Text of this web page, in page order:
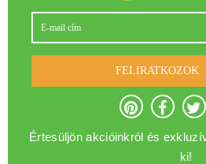
FELIRATKOZOK
Értesüljön akcióinkról és
ki!